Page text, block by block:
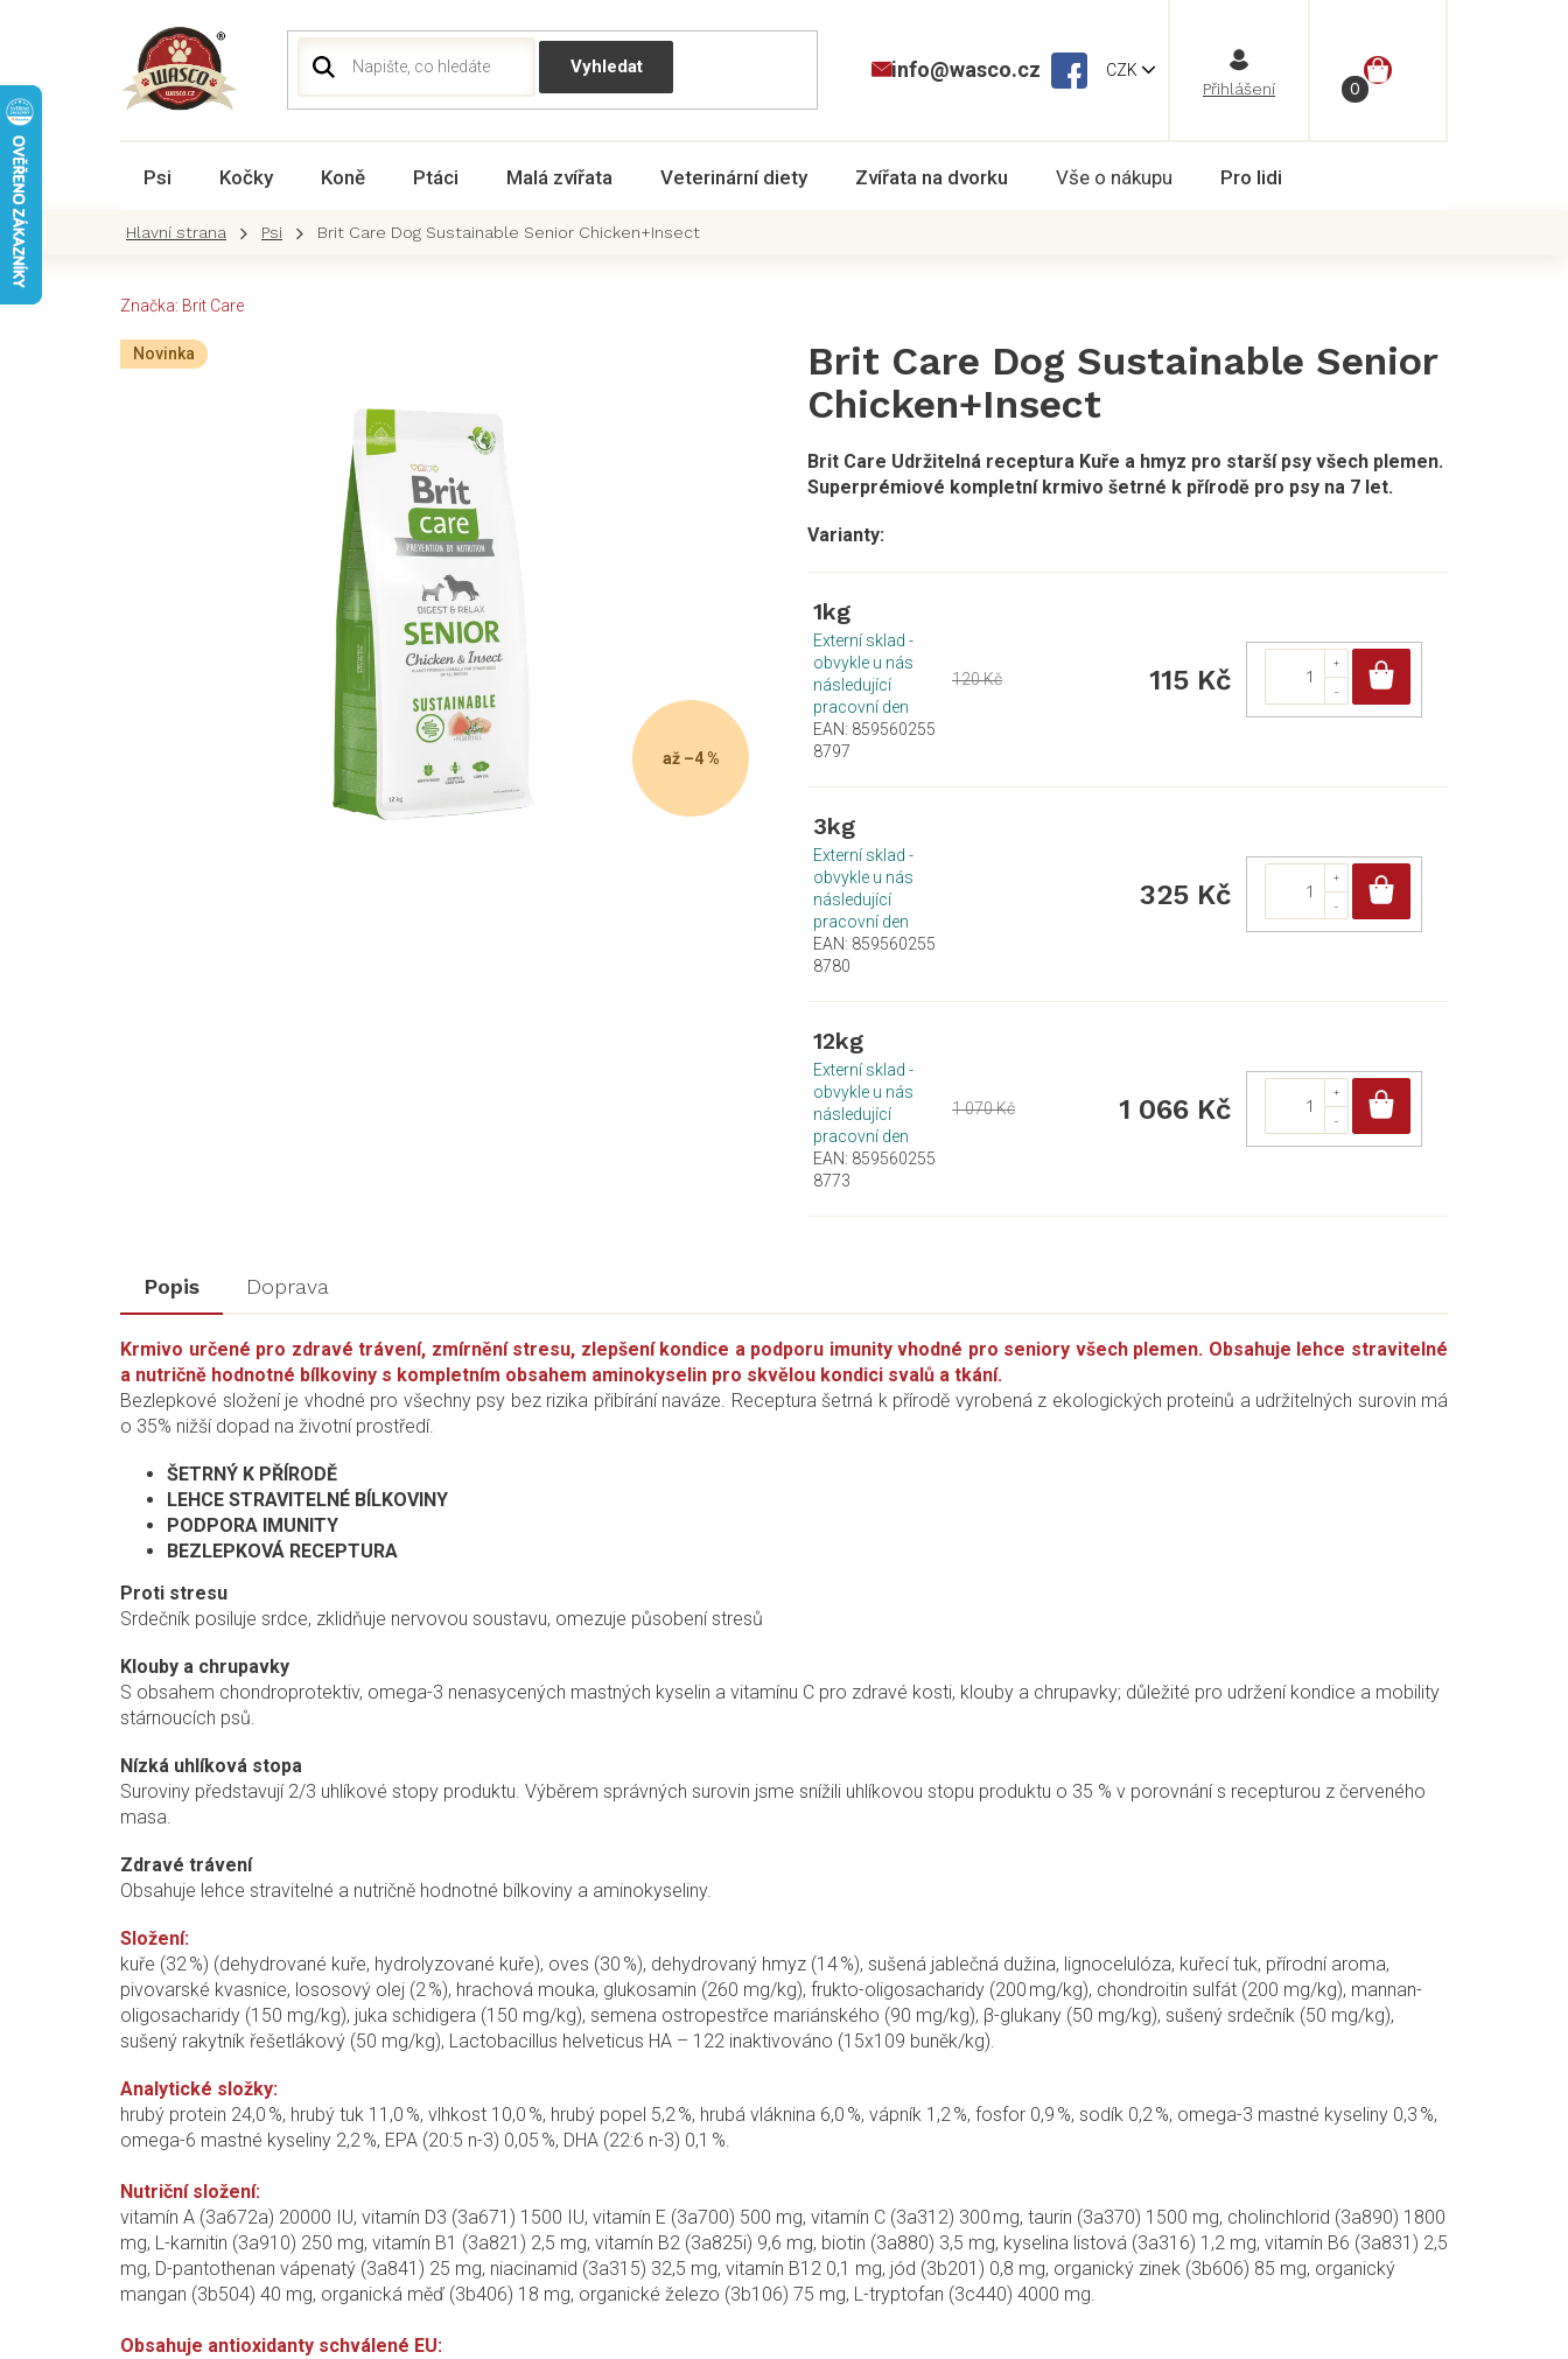
CZK
NÁKUPNÍ
info@wasco.cz
Psi Kočky Koně Ptáci Malá zvířata Veterinární diety Zvířata na dvorku Vše o nákupu Pro lidi
Psi Brit Care Dog Sustainable Senior Chicken+Insect
Značka: Brit Care
až –4 %
Novinka
Brit Care Udržitelná receptura Kuře a hmyz pro starší psy všech plemen.
Superprémiové kompletní krmivo šetrné k přírodě pro psy na 7 let.
Brit Care Dog Sustainable Senior
Chicken+Insect
1kg
Externí sklad -
obvykle u nás
následující
pracovní den
EAN: 859560255
8797
120 Kč 115 Kč
3kg
Externí sklad -
obvykle u nás
následující
pracovní den
EAN: 859560255
8780
325 Kč
12kg
Externí sklad -
obvykle u nás
následující
pracovní den
EAN: 859560255
8773
1 070 Kč 1 066 Kč
Popis Doprava
Krmivo určené pro zdravé trávení, zmírnění stresu, zlepšení kondice a podporu imunity vhodné pro seniory všech plemen. Obsahuje lehce stravitelné
a nutričně hodnotné bílkoviny s kompletním obsahem aminokyselin pro skvělou kondici svalů a tkání.
Bezlepkové složení je vhodné pro všechny psy bez rizika přibírání naváze. Receptura šetrná k přírodě vyrobená z ekologických proteinů a udržitelných surovin má
o 35% nižší dopad na životní prostředí.
ŠETRNÝ K PŘÍRODĚ
LEHCE STRAVITELNÉ BÍLKOVINY
PODPORA IMUNITY
BEZLEPKOVÁ RECEPTURA
Proti stresu
Srdečník posiluje srdce, zklidňuje nervovou soustavu, omezuje působení stresů
Klouby a chrupavky
S obsahem chondroprotektiv, omega-3 nenasycených mastných kyselin a vitamínu C pro zdravé kosti, klouby a chrupavky; důležité pro udržení kondice a mobility
stárnoucích psů.
Nízká uhlíková stopa
Suroviny představují 2/3 uhlíkové stopy produktu. Výběrem správných surovin jsme snížili uhlíkovou stopu produktu o 35 % v porovnání s recepturou z červeného
masa.
Zdravé trávení
Obsahuje lehce stravitelné a nutričně hodnotné bílkoviny a aminokyseliny.
Složení:
kuře (32 %) (dehydrované kuře, hydrolyzované kuře), oves (30 %), dehydrovaný hmyz (14 %), sušená jablečná dužina, lignocelulóza, kuřecí tuk, přírodní aroma,
pivovarské kvasnice, lososový olej (2 %), hrachová mouka, glukosamin (260 mg/kg), frukto-oligosacharidy (200 mg/kg), chondroitin sulfát (200 mg/kg), mannan-
oligosacharidy (150 mg/kg), juka schidigera (150 mg/kg), semena ostropestřce mariánského (90 mg/kg), β-glukany (50 mg/kg), sušený srdečník (50 mg/kg),
sušený rakytník řešetlákový (50 mg/kg), Lactobacillus helveticus HA – 122 inaktivováno (15x109 buněk/kg).
Analytické složky:
hrubý protein 24,0 %, hrubý tuk 11,0 %, vlhkost 10,0 %, hrubý popel 5,2 %, hrubá vláknina 6,0 %, vápník 1,2 %, fosfor 0,9 %, sodík 0,2 %, omega-3 mastné kyseliny 0,3 %,
omega-6 mastné kyseliny 2,2 %, EPA (20:5 n-3) 0,05 %, DHA (22:6 n-3) 0,1 %.
Nutriční složení:
vitamín A (3a672a) 20000 IU, vitamín D3 (3a671) 1500 IU, vitamín E (3a700) 500 mg, vitamín C (3a312) 300 mg, taurin (3a370) 1500 mg, cholinchlorid (3a890) 1800
mg, L-karnitin (3a910) 250 mg, vitamín B1 (3a821) 2,5 mg, vitamín B2 (3a825i) 9,6 mg, biotin (3a880) 3,5 mg, kyselina listová (3a316) 1,2 mg, vitamín B6 (3a831) 2,5
mg, D-pantothenan vápenatý (3a841) 25 mg, niacinamid (3a315) 32,5 mg, vitamín B12 0,1 mg, jód (3b201) 0,8 mg, organický zinek (3b606) 85 mg, organický
mangan (3b504) 40 mg, organická měď (3b406) 18 mg, organické železo (3b106) 75 mg, L-tryptofan (3c440) 4000 mg.
Obsahuje antioxidanty schválené EU: